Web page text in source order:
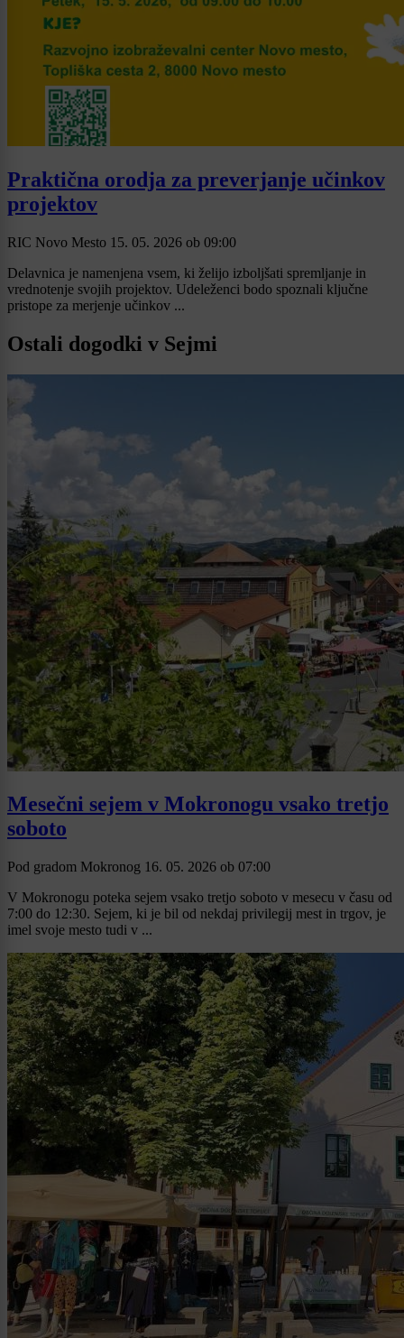
Praktična orodja za preverjanje učinkov
projektov
RIC Novo Mesto 15. 05. 2026 ob 09:00
Delavnica je namenjena vsem, ki želijo izboljšati spremljanje in
vrednotenje svojih projektov. Udeleženci bodo spoznali ključne
pristope za merjenje učinkov ...
Ostali dogodki v Sejmi
Mesečni sejem v Mokronogu vsako tretjo
soboto
Pod gradom Mokronog 16. 05. 2026 ob 07:00
V Mokronogu poteka sejem vsako tretjo soboto v mesecu v času od
7:00 do 12:30. Sejem, ki je bil od nekdaj privilegij mest in trgov, je
imel svoje mesto tudi v ...